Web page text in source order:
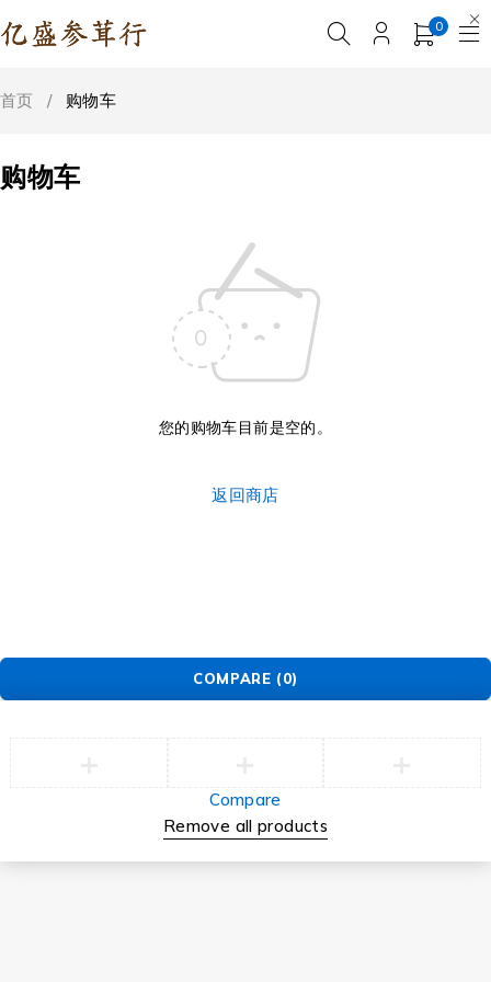
0
购物车
首页 / 购物车
您的购物车目前是空的。
返回商店
COMPARE (0)
Compare
Remove all products